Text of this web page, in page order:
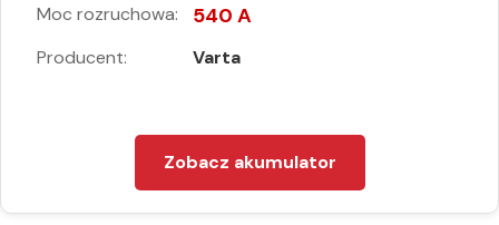
Moc rozruchowa: 540 A
Producent: Varta
Zobacz akumulator